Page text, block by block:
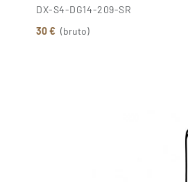
DX-S4-DG14-209-SR
30 € (bruto)